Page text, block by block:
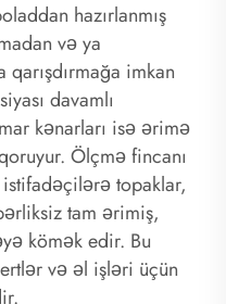
hazırlanmış
və ya
imkan
davamlı
kənarları isə ərimə
Ölçmə fincanı
istifadəçilərə topaklar,
tam ərimiş,
kömək edir. Bu
və əl işləri üçün